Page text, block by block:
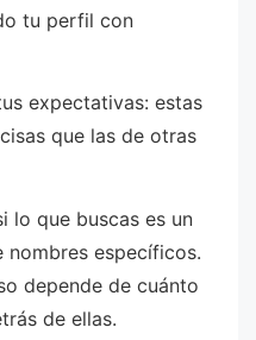
tu perfil con
expectativas: estas
que las de otras
lo que buscas es un
nombres específicos.
depende de cuánto
de ellas.